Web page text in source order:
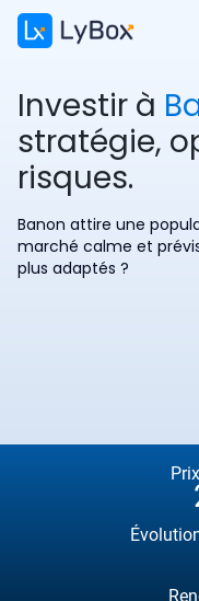
Investir à
stratégie,
risques.
Banon attire une
marché calme et
plus adaptés ?